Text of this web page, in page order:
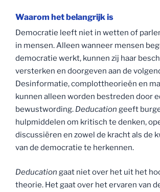
Waarom het belangrijk is
Democratie leeft niet in wetten of
in mensen. Alleen wanneer mensen
democratie werkt, kunnen zij haar
versterken en doorgeven aan de
Desinformatie, complottheorieën en
kunnen alleen worden bestreden door
bewustwording. Deducation geeft
hulpmiddelen om kritisch te denken,
discussiëren en zowel de kracht als de
van de democratie te herkennen.
Deducation gaat niet over het uit het
theorie. Het gaat over het ervaren van